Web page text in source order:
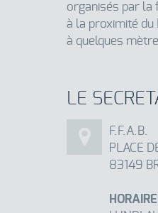
organisés par la
à la proximité
à quelques
LE
F.F.A.B.
PLACE
83149